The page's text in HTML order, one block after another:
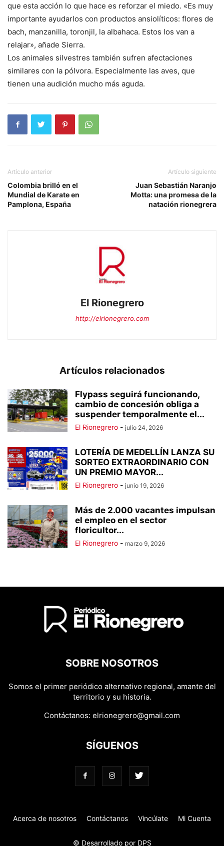
que esta acción lo que hace es reforzar el miedo. «Es muy
importante ayudarlos con productos ansiolíticos: flores de
bach, manzanilla, toronjil, la albahaca. Estos los van a
relajar», añade Sierra.
Los animales silvestres también sufren afectaciones
similares con la pólvora. Especialmente las aves, que
tienen una audición mucho más aguda.
Artículo anterior
Colombia brilló en el
Mundial de Karate en
Pamplona, España
Artículo siguiente
Juan Sebastián Naranjo
Motta: una promesa de la
natación rionegrera
El Rionegrero
http://elrionegrero.com
Artículos relacionados
Flypass seguirá funcionando,
cambio de concesión obliga a
suspender temporalmente el...
El Rionegrero - julio 24, 2026
LOTERÍA DE MEDELLÍN LANZA SU
SORTEO EXTRAORDINARIO CON
UN PREMIO MAYOR...
El Rionegrero - junio 19, 2026
Más de 2.000 vacantes impulsan
el empleo en el sector
floricultor...
El Rionegrero - marzo 9, 2026
SOBRE NOSOTROS
Somos el primer periódico alternativo regional, amante del
territorio y su historia.
Contáctanos: elrionegrero@gmail.com
SÍGUENOS
Acerca de nosotros Contáctanos Vincúlate Mi Cuenta
© Desarrollado por DPS